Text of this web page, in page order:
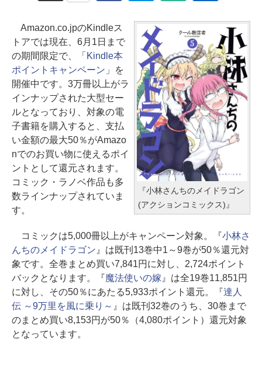
『小林さんちのメイドラゴン
(アクションコミックス)』
Amazon.co.jpのKindleス
トアでは現在、6月1日まで
の期間限定で、「 Kindle本
ポイントキャンペーン 」を
開催中です。3万冊以上がラ
インナップされた大型セー
ルとなっており、対象の電
子書籍を購入すると、支払
い金額の最大50％がAmazo
nでのお買い物に使えるポイ
ントとして還元されます。
コミック・ラノベ作品も多
数ラインナップされていま
す。
コミックは5,000冊以上がキャンペーン対象。『小林さ
んちのメイドラゴン 』は既刊13巻中1～9巻が50％還元対
象です。全巻まとめ買い7,841円に対し、2,724ポイント
バックとなります。『魔法使いの嫁 』は全19巻11,851円
に対し、その50％にあたる5,933ポイント還元。『達人
伝 ～9万里を風に乗り～ 』は既刊32巻のうち、30巻まで
のまとめ買い8,153円が50％（4,080ポイント）還元対象
となっています。